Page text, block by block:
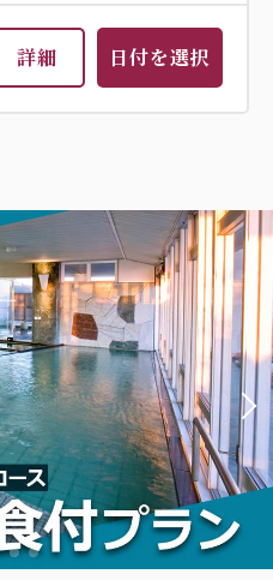
詳細 日付を選択